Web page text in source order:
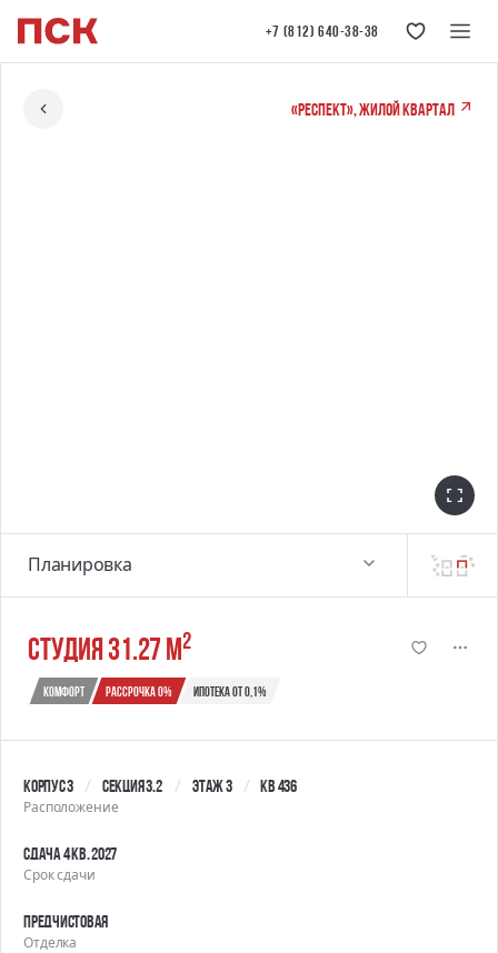
+7 (812) 640-38-38
студия 31.27 м2
Комфорт Рассрочка 0% Ипотека от 0,1%
Корпус 3 Секция 3.2 Этаж 3 Кв 436
Расположение
Сдача 4 кв. 2027
Срок сдачи
Предчистовая
Отделка
«РЕСПЕКТ», жилой квартал
Планировка